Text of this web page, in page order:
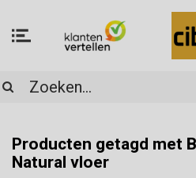
Producten getagd met
Natural vloer